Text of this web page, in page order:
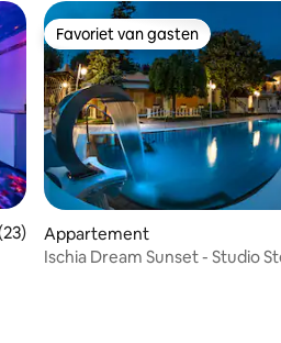
beoordeling van 4,57 uit 5, 23
Favoriet van gasten
Favoriet van gasten
Appartement
Ischia Dream Sunset - Studio